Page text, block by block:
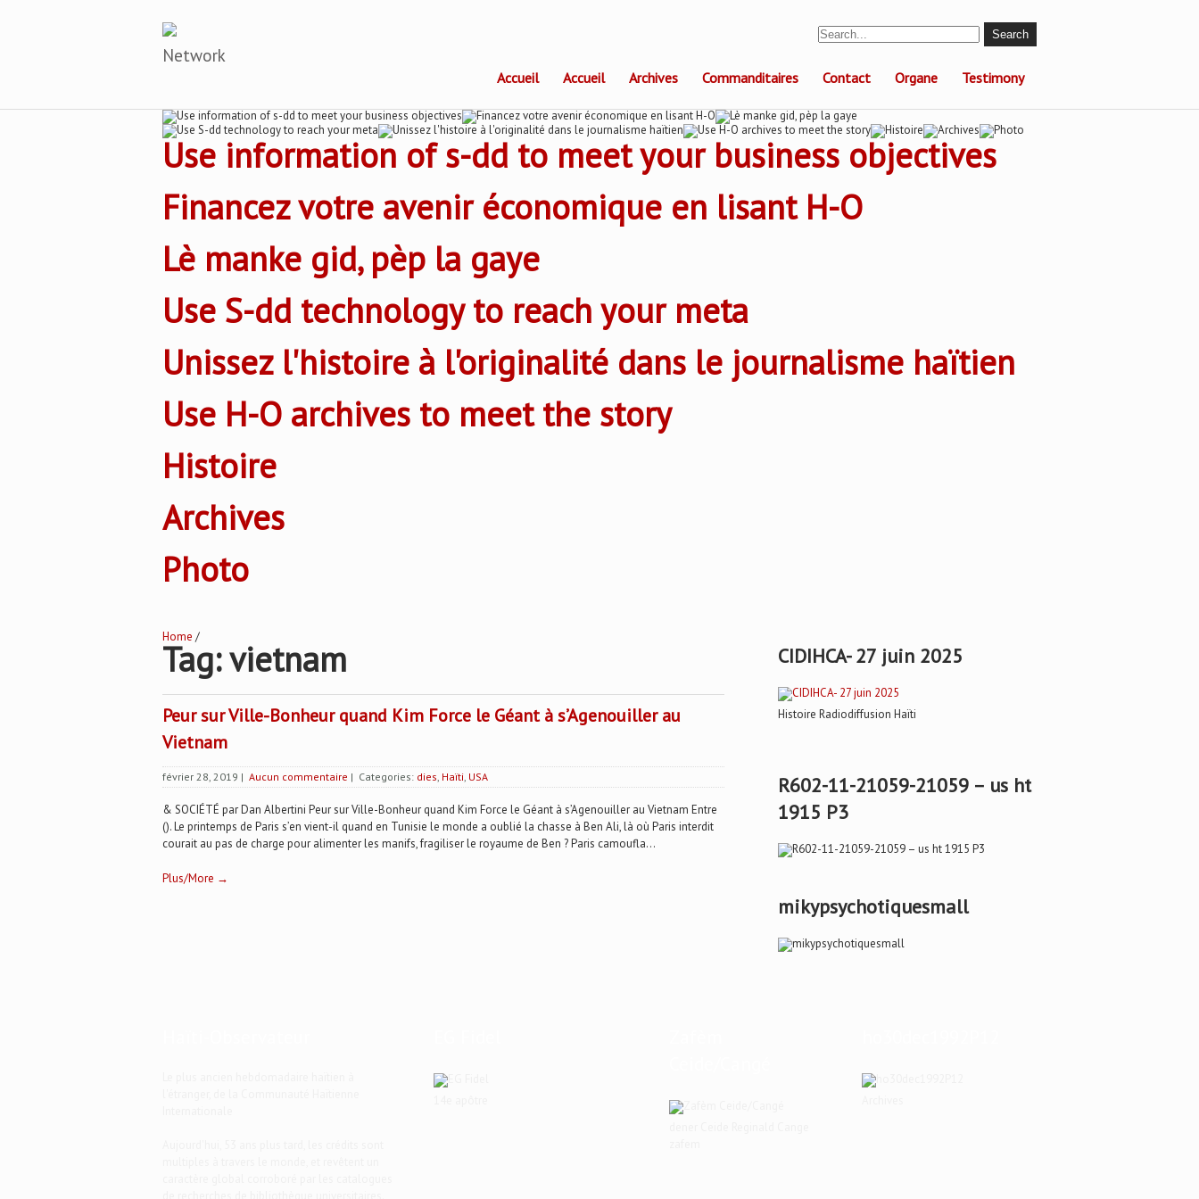
Network
Accueil Accueil Archives Commanditaires Contact Organe Testimony
Use information of s-dd to meet your business objectives
Financez votre avenir économique en lisant H-O
Lè manke gid, pèp la gaye
Use S-dd technology to reach your meta
Unissez l'histoire à l'originalité dans le journalisme haïtien
Use H-O archives to meet the story
Histoire
Archives
Photo
Home /
Tag: vietnam
Peur sur Ville-Bonheur quand Kim Force le Géant à s’Agenouiller au
Vietnam
février 28, 2019 | Aucun commentaire | Categories: dies, Haïti, USA
& SOCIÉTÉ par Dan Albertini Peur sur Ville-Bonheur quand Kim Force le Géant à s’Agenouiller au Vietnam Entre
(). Le printemps de Paris s’en vient-il quand en Tunisie le monde a oublié la chasse à Ben Ali, là où Paris interdit
courait au pas de charge pour alimenter les manifs, fragiliser le royaume de Ben ? Paris camoufla...
Plus/More →
CIDIHCA- 27 juin 2025
Histoire Radiodiffusion Haïti
R602-11-21059-21059 – us ht
1915 P3
mikypsychotiquesmall